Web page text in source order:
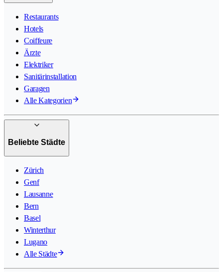
Restaurants
Hotels
Coiffeure
Ärzte
Elektriker
Sanitärinstallation
Garagen
Alle Kategorien
Beliebte Städte
Zürich
Genf
Lausanne
Bern
Basel
Winterthur
Lugano
Alle Städte